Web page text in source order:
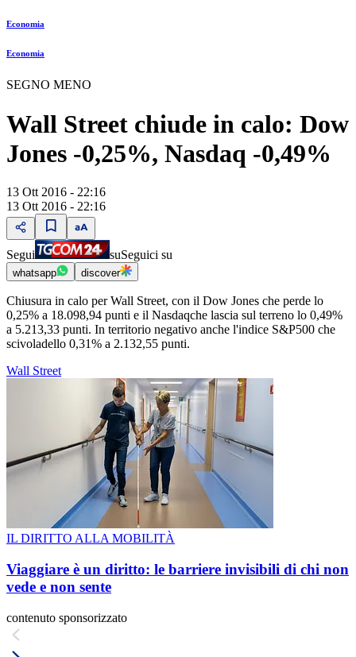
Economia
Economia
SEGNO MENO
Wall Street chiude in calo: Dow
Jones -0,25%, Nasdaq -0,49%
13 Ott 2016 - 22:16
13 Ott 2016 - 22:16
Segui suSeguici su
whatsapp discover
Chiusura in calo per Wall Street, con il Dow Jones che perde lo
0,25% a 18.098,94 punti e il Nasdaqche lascia sul terreno lo 0,49%
a 5.213,33 punti. In territorio negativo anche l'indice S&P500 che
scivoladello 0,31% a 2.132,55 punti.
Wall Street
IL DIRITTO ALLA MOBILITÀ
Viaggiare è un diritto: le barriere invisibili di chi non
vede e non sente
contenuto sponsorizzato